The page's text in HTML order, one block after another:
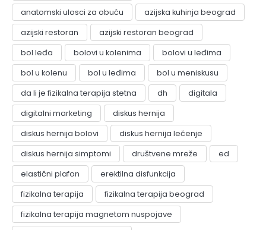
anatomski ulosci za obuću
azijska kuhinja beograd
azijski restoran
azijski restoran beograd
bol leđa
bolovi u kolenima
bolovi u leđima
bol u kolenu
bol u leđima
bol u meniskusu
da li je fizikalna terapija stetna
dh
digitala
digitalni marketing
diskus hernija
diskus hernija bolovi
diskus hernija lečenje
diskus hernija simptomi
društvene mreže
ed
elastični plafon
erektilna disfunkcija
fizikalna terapija
fizikalna terapija beograd
fizikalna terapija magnetom nuspojave